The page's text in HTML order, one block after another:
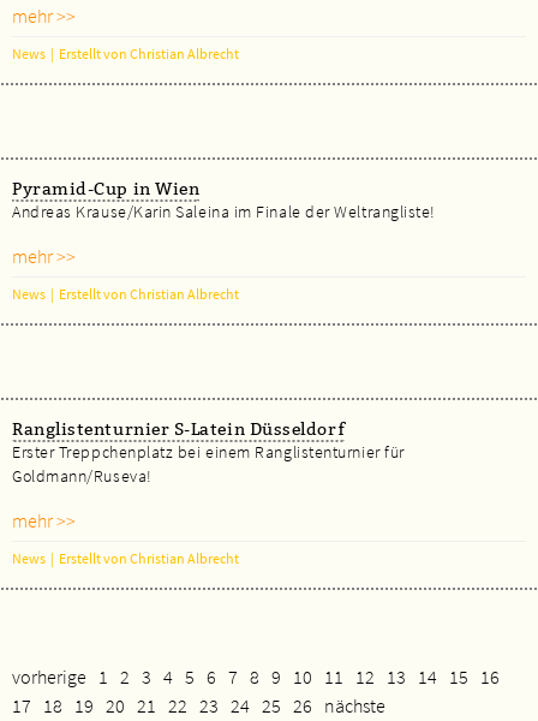
mehr >>
News | Erstellt von Christian Albrecht
Pyramid-Cup in Wien
Andreas Krause/Karin Saleina im Finale der Weltrangliste!
mehr >>
News | Erstellt von Christian Albrecht
Ranglistenturnier S-Latein Düsseldorf
Erster Treppchenplatz bei einem Ranglistenturnier für
Goldmann/Ruseva!
mehr >>
News | Erstellt von Christian Albrecht
vorherige 1 2 3 4 5 6 7 8 9 10 11 12 13 14 15
16
17
18 19 20 21 22 23 24 25 26 nächste